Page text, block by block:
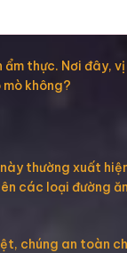
thực. Nơi đây,
không?
thường xuất
các loại đường
chúng an toàn